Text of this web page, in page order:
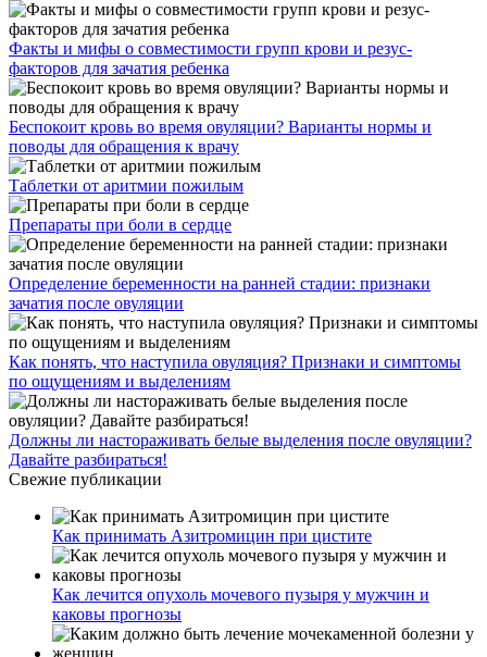
Факты и мифы о совместимости групп крови и резус-
факторов для зачатия ребенка
Беспокоит кровь во время овуляции? Варианты нормы и
поводы для обращения к врачу
Таблетки от аритмии пожилым
Препараты при боли в сердце
Определение беременности на ранней стадии: признаки
зачатия после овуляции
Как понять, что наступила овуляция? Признаки и симптомы
по ощущениям и выделениям
Должны ли настораживать белые выделения после овуляции?
Давайте разбираться!
Свежие публикации
Как принимать Азитромицин при цистите
Как лечится опухоль мочевого пузыря у мужчин и
каковы прогнозы